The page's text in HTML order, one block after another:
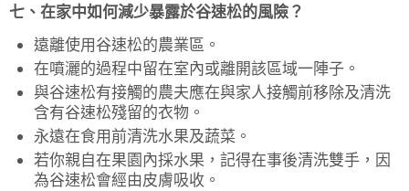
七、在家中如何減少暴露於谷速松的風險？
遠離使用谷速松的農業區。
在噴灑的過程中留在室內或離開該區域一陣子。
與谷速松有接觸的農夫應在與家人接觸前移除及清洗
含有谷速松殘留的衣物。
永遠在食用前清洗水果及蔬菜。
若你親自在果園內採水果，記得在事後清洗雙手，因
為谷速松會經由皮膚吸收。